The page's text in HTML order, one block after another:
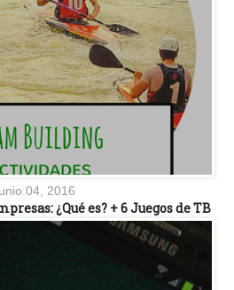
04, 2016
¿Qué es? + 6 Juegos de TB